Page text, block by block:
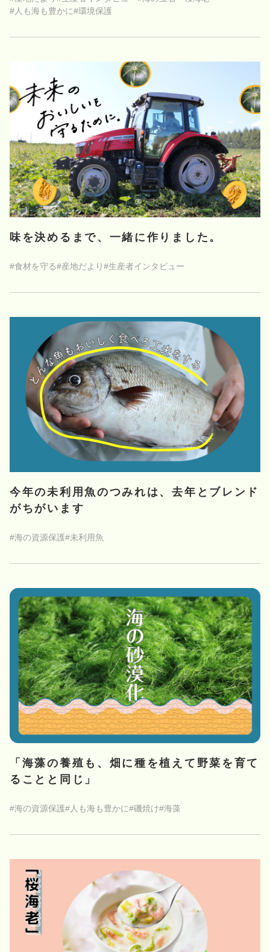
#人も海も豊かに#環境保護
味を決めるまで、一緒に作りました。
#食材を守る#産地だより#生産者インタビュー
今年の未利用魚のつみれは、去年とブレンド
がちがいます
#海の資源保護#未利用魚
「海藻の養殖も、畑に種を植えて野菜を育て
ることと同じ」
#海の資源保護#人も海も豊かに#磯焼け#海藻